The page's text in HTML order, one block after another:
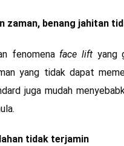
zaman, benang jahitan
fenomena face lift yang
yang tidak dapat
juga mudah
tidak terjamin